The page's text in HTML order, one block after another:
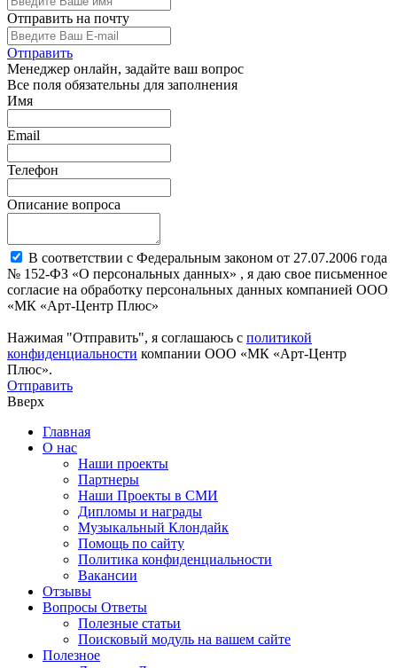
Отправить на почту
Отправить
Менеджер онлайн, задайте ваш вопрос
Все поля обязательны для заполнения
Имя
Email
Телефон
Описание вопроса
В соответствии с Федеральным законом от 27.07.2006 года
№ 152-ФЗ «О персональных данных» , я даю свое письменное
согласие на обработку персональных данных компанией ООО
«МК «Арт-Центр Плюс»
Нажимая "Отправить", я соглашаюсь с политикой
конфиденциальности компании ООО «МК «Арт-Центр
Плюс».
Отправить
Вверх
Главная
О нас
Наши проекты
Партнеры
Наши Проекты в СМИ
Дипломы и награды
Музыкальный Клондайк
Помощь по сайту
Политика конфиденциальности
Вакансии
Отзывы
Вопросы Ответы
Полезные статьи
Поисковый модуль на вашем сайте
Полезное